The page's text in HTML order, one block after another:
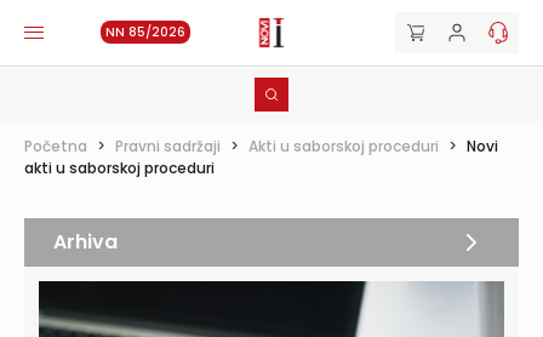
NN 85/2026
Početna > Pravni sadržaji > Akti u saborskoj proceduri > Novi
akti u saborskoj proceduri
Arhiva